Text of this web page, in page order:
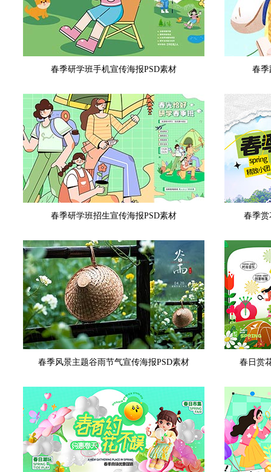
春季研学班手机宣传海报PSD素材 春季
春季研学班招生宣传海报PSD素材 春季赏
春季风景主题谷雨节气宣传海报PSD素材 春日赏